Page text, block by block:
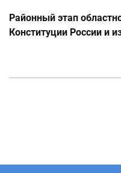
Районный этап
Конституции России и